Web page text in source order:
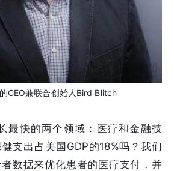
CEO兼联合创始人Bird Blitch
最快的两个领域：医疗和金融技
支出占美国GDP的18%吗？我们
数据来优化患者的医疗支付，并